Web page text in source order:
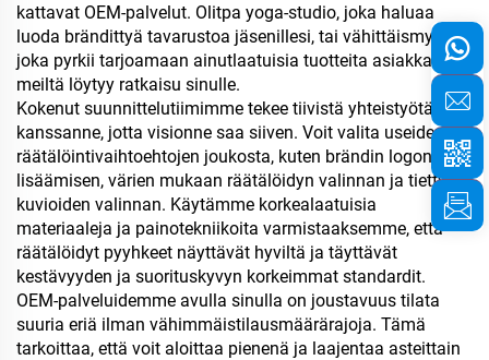
kattavat OEM-palvelut. Olitpa yoga-studio, joka haluaa
luoda brändittyä tavarustoa jäsenillesi, tai vähittäismyyjä,
joka pyrkii tarjoamaan ainutlaatuisia tuotteita asiakkaillesi,
meiltä löytyy ratkaisu sinulle.
Kokenut suunnittelutiimimme tekee tiivistä yhteistyötä
kanssanne, jotta visionne saa siiven. Voit valita useiden
räätälöintivaihtoehtojen joukosta, kuten brändin logon
lisäämisen, värien mukaan räätälöidyn valinnan ja tiettyjen
kuvioiden valinnan. Käytämme korkealaatuisia
materiaaleja ja painotekniikoita varmistaaksemme, että
räätälöidyt pyyhkeet näyttävät hyviltä ja täyttävät
kestävyyden ja suorituskyvyn korkeimmat standardit.
OEM-palveluidemme avulla sinulla on joustavuus tilata
suuria eriä ilman vähimmäistilausmäärärajoja. Tämä
tarkoittaa, että voit aloittaa pienenä ja laajentaa asteittain